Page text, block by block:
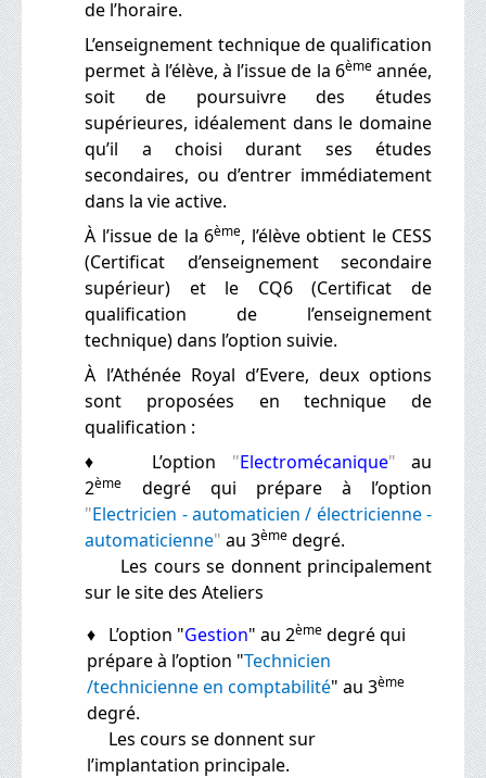
de l’horaire.
L’enseignement technique de qualification
permet à l’élève, à l’issue de la 6èmeannée,
soit de poursuivre des études
supérieures, idéalement dans le domaine
qu’il a choisi durant ses études
secondaires, ou d’entrer immédiatement
dans la vie active.
À l’issue de la 6ème, l’élève obtient le CESS
(Certificat d’enseignement secondaire
supérieur) et le CQ6 (Certificat de
qualification de l’enseignement
technique) dans l’option suivie.
À l’Athénée Royal d’Evere, deux options
sont proposées en technique de
qualification :
♦ L’option "Electromécanique"au
2ème
degré qui prépare à l’option
"Electricien - automaticien / électricienne -
automaticienne"au 3ème degré.
Les cours se donnent principalement
sur le site des Ateliers
♦ L’option "Gestion" au 2ème degré qui
prépare à l’option "Technicien
/technicienne en comptabilité" au 3ème
degré.
Les cours se donnent sur
l’implantation principale.